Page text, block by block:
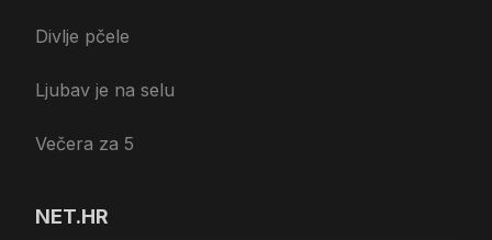
Divlje pčele
Ljubav je na selu
Večera za 5
NET.HR